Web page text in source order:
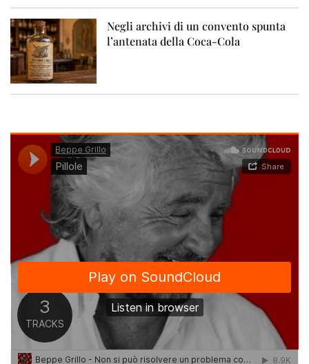
Negli archivi di un convento spunta
l’antenata della Coca-Cola